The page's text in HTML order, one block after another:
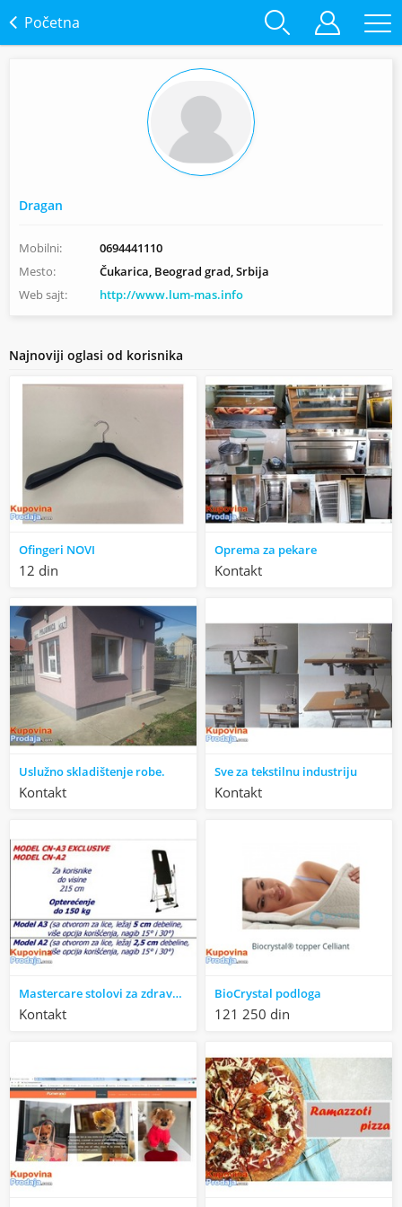
Početna
Dragan
Mobilni:
0694441110
Mesto:
Čukarica, Beograd grad, Srbija
Web sajt:
http://www.lum-mas.info
Najnoviji oglasi od korisnika
Ofingeri NOVI
12 din
Oprema za pekare
Kontakt
Uslužno skladištenje robe.
Kontakt
Sve za tekstilnu industriju
Kontakt
Mastercare stolovi za zdravu kičmu
Kontakt
BioCrystal podloga
121 250 din